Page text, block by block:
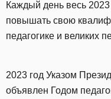
Каждый день весь 2023
повышать свою
педагогике и великих
2023 год Указом
объявлен Годом